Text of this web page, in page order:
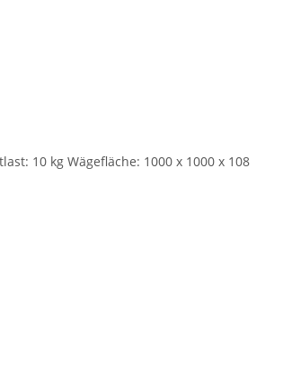
10 kg Wägefläche: 1000 x 1000 x 108